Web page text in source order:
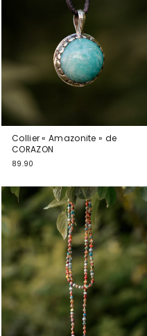
Collier « Amazonite » de
CORAZON
89.90